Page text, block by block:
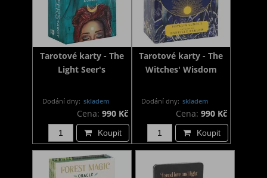
Tarotové karty - The
Light Seer's
Dodání dny: skladem
Cena: 990 Kč
Koupit
Tarotové karty - The
Witches' Wisdom
Dodání dny: skladem
Cena:990 Kč
Koupit